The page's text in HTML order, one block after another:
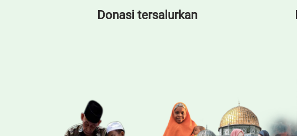
Donasi tersalurkan